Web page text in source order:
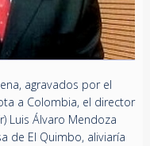
agravados por el
a Colombia, el director
Luis Álvaro Mendoza
de El Quimbo, aliviaría